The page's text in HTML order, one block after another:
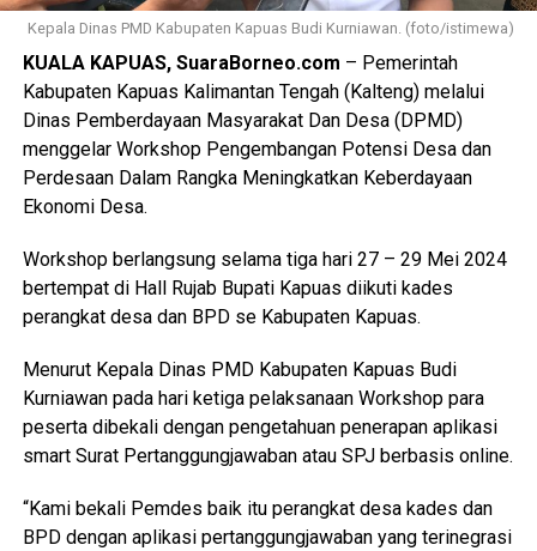
Kepala Dinas PMD Kabupaten Kapuas Budi Kurniawan. (foto/istimewa)
KUALA KAPUAS, SuaraBorneo.com – Pemerintah
Kabupaten Kapuas Kalimantan Tengah (Kalteng) melalui
Dinas Pemberdayaan Masyarakat Dan Desa (DPMD)
menggelar Workshop Pengembangan Potensi Desa dan
Perdesaan Dalam Rangka Meningkatkan Keberdayaan
Ekonomi Desa.
Workshop berlangsung selama tiga hari 27 – 29 Mei 2024
bertempat di Hall Rujab Bupati Kapuas diikuti kades
perangkat desa dan BPD se Kabupaten Kapuas.
Menurut Kepala Dinas PMD Kabupaten Kapuas Budi
Kurniawan pada hari ketiga pelaksanaan Workshop para
peserta dibekali dengan pengetahuan penerapan aplikasi
smart Surat Pertanggungjawaban atau SPJ berbasis online.
“Kami bekali Pemdes baik itu perangkat desa kades dan
BPD dengan aplikasi pertanggungjawaban yang terinegrasi